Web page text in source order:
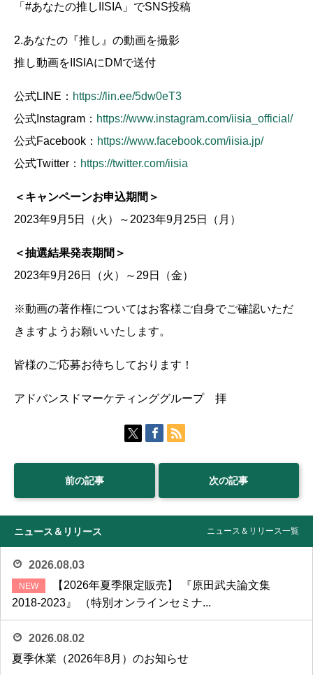
「#あなたの推しIISIA」でSNS投稿
2.あなたの『推し』の動画を撮影
推し動画をIISIAにDMで送付
公式LINE： https://lin.ee/5dw0eT3
公式Instagram： https://www.instagram.com/iisia_official/
公式Facebook： https://www.facebook.com/iisia.jp/
公式Twitter： https://twitter.com/iisia
＜キャンペーンお申込期間＞
2023年9月5日（火）～2023年9月25日（月）
＜抽選結果発表期間＞
2023年9月26日（火）～29日（金）
※動画の著作権についてはお客様ご自身でご確認いただ
きますようお願いいたします。
皆様のご応募お待ちしております！
アドバンスドマーケティンググループ 拝
前の記事 次の記事
ニュース＆リリース ニュース＆リリース一覧
2026.08.03
【2026年夏季限定販売】 『原田武夫論文集
2018-2023』 （特別オンラインセミナ...
2026.08.02
夏季休業（2026年8月）のお知らせ